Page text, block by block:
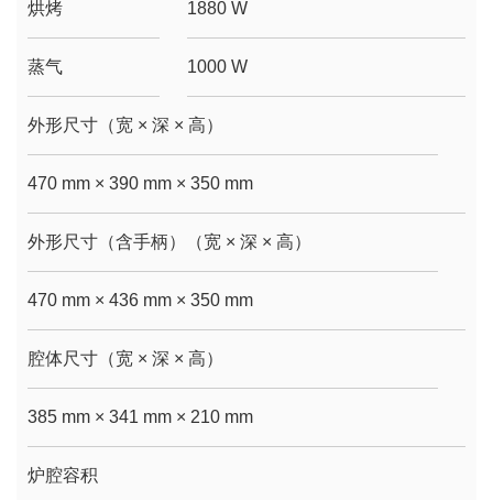
烘烤 1880 W
蒸气 1000 W
外形尺寸（宽 × 深 × 高）
470 mm × 390 mm × 350 mm
外形尺寸（含手柄）（宽 × 深 × 高）
470 mm × 436 mm × 350 mm
腔体尺寸（宽 × 深 × 高）
385 mm × 341 mm × 210 mm
炉腔容积